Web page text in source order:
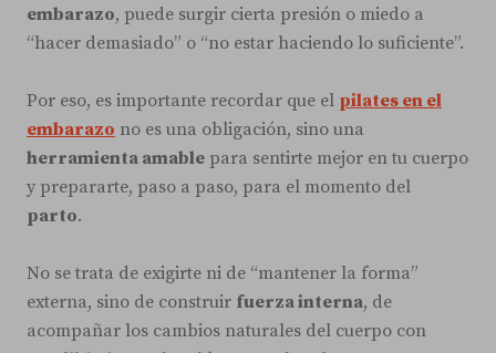
embarazo, puede surgir cierta presión o miedo a
“hacer demasiado” o “no estar haciendo lo suficiente”.
Por eso, es importante recordar que el pilates en el
embarazo no es una obligación, sino una
herramienta amable para sentirte mejor en tu cuerpo
y prepararte, paso a paso, para el momento del
parto.
No se trata de exigirte ni de “mantener la forma”
externa, sino de construir fuerza interna, de
acompañar los cambios naturales del cuerpo con